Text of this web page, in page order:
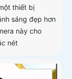
thiết bị
sáng đẹp hơn
này cho
nét